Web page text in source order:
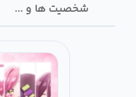
شخصیت ها و ...